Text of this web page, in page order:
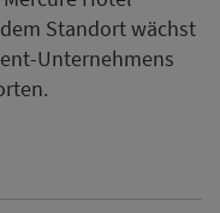
Standort wächst
Unternehmens